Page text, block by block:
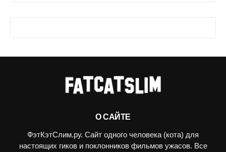
О САЙТЕ
ФэтКэтСлим.ру. Сайт одного человека (кота) для
настоящих гиков и поклонников фильмов ужасов. Все